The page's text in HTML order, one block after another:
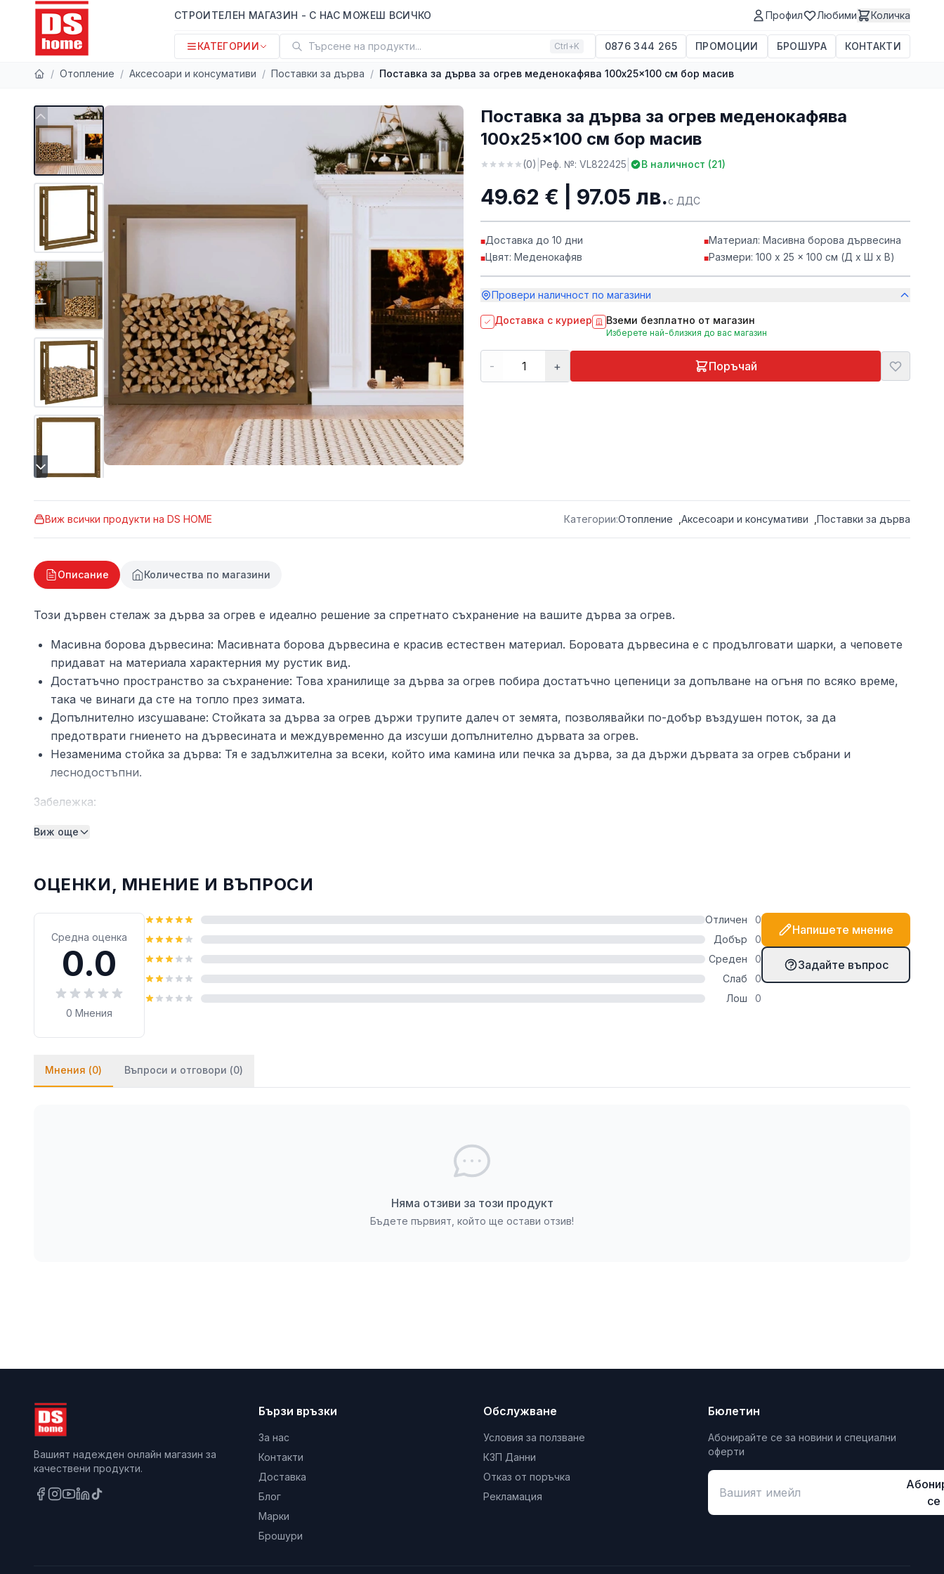
СТРОИТЕЛЕН МАГАЗИН - С НАС МОЖЕШ ВСИЧКО Профил Любими Количка
КАТЕГОРИИ Търсене на продукти... Ctrl+K 0876 344 265 ПРОМОЦИИ БРОШУРА КОНТАКТИ
/ Отопление / Аксесоари и консумативи / Поставки за дърва / Поставка за дърва за огрев меденокафява 100x25x100 см бор масив
Поставка за дърва за огрев меденокафява
100x25x100 см бор масив
(0) Реф. №: VL822425 В наличност (21)
49.62 € | 97.05 лв.с ДДС
■Доставка до 10 дни
■Цвят: Меденокафяв
■Материал: Масивна борова дървесина
■Размери: 100 x 25 x 100 см (Д x Ш x В)
Провери наличност по магазини
Доставка с куриер Вземи безплатно от магазин
Изберете най-близкия до вас магазин
- + Поръчай
Виж всички продукти на DS HOME Категории:Отопление Аксесоари и консумативи Поставки за дърва
Описание Количества по магазини
Този дървен стелаж за дърва за огрев е идеално решение за спретнато съхранение на вашите дърва за огрев.
Масивна борова дървесина: Масивната борова дървесина е красив естествен материал. Боровата дървесина е с продълговати шарки, а чеповете
придават на материала характерния му рустик вид.
Достатъчно пространство за съхранение: Това хранилище за дърва за огрев побира достатъчно цепеници за допълване на огъня по всяко време,
така че винаги да сте на топло през зимата.
Допълнително изсушаване: Стойката за дърва за огрев държи трупите далеч от земята, позволявайки по-добър въздушен поток, за да
предотврати гниенето на дървесината и междувременно да изсуши допълнително дървата за огрев.
Незаменима стойка за дърва: Тя е задължителна за всеки, който има камина или печка за дърва, за да държи дървата за огрев събрани и
леснодостъпни.
Забележка:
Всеки продукт се доставя с ръководство за сглобяване в кашона за лесно сглобяване.
Материал: Масивна борова дървесина
Размери: 100 x 25 x 100 см (Д x Ш x В)
Разгледайте и другите ни предложения в категория "Поставки за дърва".
*Посочената цена за продукта e валидна само при пазаруване онлайн. Възможно е да има несъответствие с цените и количествата на продукта в
различните търговски обекти на строителен магазин ДИ ЕС ХОУМ.
Виж още
ОЦЕНКИ, МНЕНИЕ И ВЪПРОСИ
Средна оценка
0.0
0 Мнения
Отличен
0
Добър
0
Среден
0
Слаб
0
Лош
0
Напишете мнение
Задайте въпрос
Мнения (0) Въпроси и отговори (0)
Няма отзиви за този продукт
Бъдете първият, който ще остави отзив!
Вашият надежден онлайн магазин за
качествени продукти.
Бързи връзки
За нас
Контакти
Доставка
Блог
Марки
Брошури
Обслужване
Условия за ползване
КЗП Данни
Отказ от поръчка
Рекламация
Бюлетин
Абонирайте се за новини и специални
оферти
се